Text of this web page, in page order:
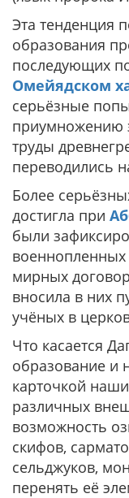
Эта тенденция
образования
последующих
Омейядском
серьёзные
приумножению
труды
переводились
Более
достигла при
были
военнопленных
мирных
вносила в них
учёных в
Что касается
образование и
карточкой
различных
возможность
скифов,
сельджуков,
перенять её